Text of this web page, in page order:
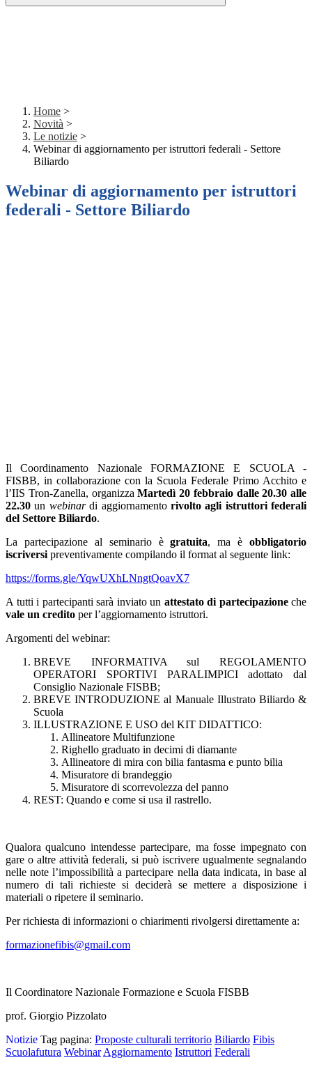
Home >
Novità >
Le notizie >
Webinar di aggiornamento per istruttori federali - Settore
Biliardo
Webinar di aggiornamento per istruttori
federali - Settore Biliardo
Il Coordinamento Nazionale FORMAZIONE E SCUOLA -
FISBB, in collaborazione con la Scuola Federale Primo Acchito e
l’IIS Tron-Zanella, organizzaMartedì 20 febbraio dalle 20.30 alle
22.30 un webinardi aggiornamento rivolto agli istruttori federali
del Settore Biliardo.
La partecipazione al seminario ègratuita, ma è obbligatorio
iscriversi preventivamente compilando il format al seguente link:
https://forms.gle/YqwUXhLNngtQoavX7
A tutti i partecipanti sarà inviato un attestato di partecipazioneche
vale un credito per l’aggiornamento istruttori.
Argomenti del webinar:
BREVE INFORMATIVA sul REGOLAMENTO
OPERATORI SPORTIVI PARALIMPICI adottato dal
Consiglio Nazionale FISBB;
BREVE INTRODUZIONE al Manuale Illustrato Biliardo &
Scuola
ILLUSTRAZIONE E USO del KIT DIDATTICO:
Allineatore Multifunzione
Righello graduato in decimi di diamante
Allineatore di mira con bilia fantasma e punto bilia
Misuratore di brandeggio
Misuratore di scorrevolezza del panno
REST: Quando e come si usa il rastrello.
Qualora qualcuno intendesse partecipare, ma fosse impegnato con
gare o altre attività federali, si può iscrivere ugualmente segnalando
nelle note l’impossibilità a partecipare nella data indicata, in base al
numero di tali richieste si deciderà se mettere a disposizione i
materiali o ripetere il seminario.
Per richiesta di informazioni o chiarimenti rivolgersi direttamente a:
formazionefibis@gmail.com
Il Coordinatore Nazionale Formazione e Scuola FISBB
prof. Giorgio Pizzolato
Notizie Tag pagina: Proposte culturali territorio Biliardo Fibis
Scuolafutura Webinar Aggiornamento Istruttori Federali